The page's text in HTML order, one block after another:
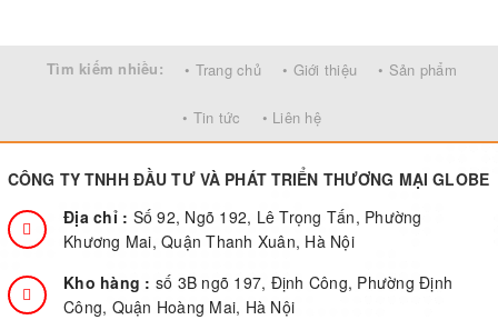
tải , có mở rộng với ắc quy ngoài -
Tìm kiếm nhiều: • Trang chủ • Giới thiệu • Sản phẩm
• Tin tức • Liên hệ
CÔNG TY TNHH ĐẦU TƯ VÀ PHÁT TRIỂN THƯƠNG MẠI GLOBE
Địa chỉ : Số 92, Ngõ 192, Lê Trọng Tấn, Phường
Khương Mai, Quận Thanh Xuân, Hà Nội
Kho hàng : số 3B ngõ 197, Định Công, Phường Định
Công, Quận Hoàng Mai, Hà Nội